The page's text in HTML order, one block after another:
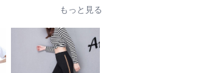
もっと見る